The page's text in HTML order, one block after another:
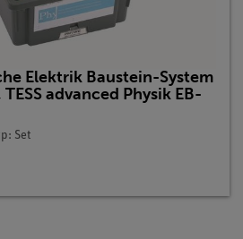
Elektrik Baustein-System
advanced Physik EB-
Set